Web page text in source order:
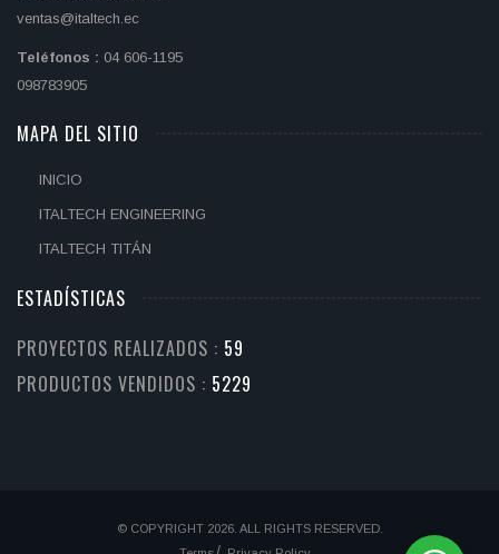
ventas@italtech.ec
Teléfonos : 04 606-1195
098783905
MAPA DEL SITIO
INICIO
ITALTECH ENGINEERING
ITALTECH TITÁN
ESTADÍSTICAS
PROYECTOS REALIZADOS : 62
PRODUCTOS VENDIDOS : 5524
© COPYRIGHT 2026. ALL RIGHTS RESERVED.